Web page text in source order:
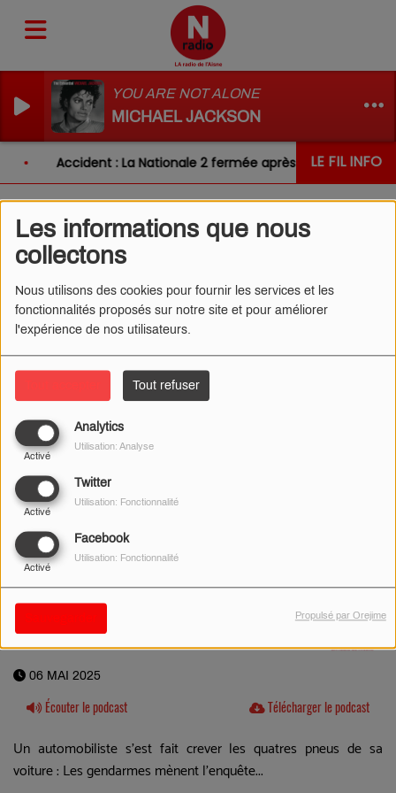
Les informations que nous
collectons
Nous utilisons des cookies pour fournir les services et les
fonctionnalités proposés sur notre site et pour améliorer
l'expérience de nos utilisateurs.
Tout refuser
Analytics
Activé
Utilisation: Analyse
Twitter
Activé
Utilisation: Fonctionnalité
Facebook
Activé
Utilisation: Fonctionnalité
Propulsé par Orejime
YOU ARE NOT ALONE
MICHAEL JACKSON
LE FIL INFO
Accident : La Nationale 2 fermée après un choc entre
L'ŒIL DE CÉDRIC 06/05/2025
06 MAI 2025
Écouter le podcast Télécharger le podcast
Un automobiliste s'est fait crever les quatres pneus de sa
voiture : Les gendarmes mènent l'enquête...